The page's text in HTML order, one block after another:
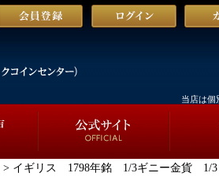
当店は個
> イギリス 1798年銘 1/3ギニー金貨 1/